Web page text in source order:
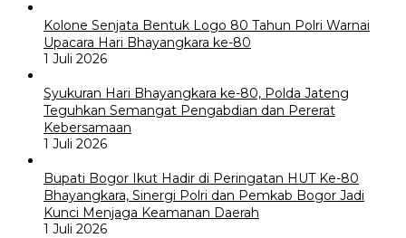
Kolone Senjata Bentuk Logo 80 Tahun Polri Warnai
Upacara Hari Bhayangkara ke-80
1 Juli 2026
Syukuran Hari Bhayangkara ke-80, Polda Jateng
Teguhkan Semangat Pengabdian dan Pererat
Kebersamaan
1 Juli 2026
Bupati Bogor Ikut Hadir di Peringatan HUT Ke-80
Bhayangkara, Sinergi Polri dan Pemkab Bogor Jadi
Kunci Menjaga Keamanan Daerah
1 Juli 2026